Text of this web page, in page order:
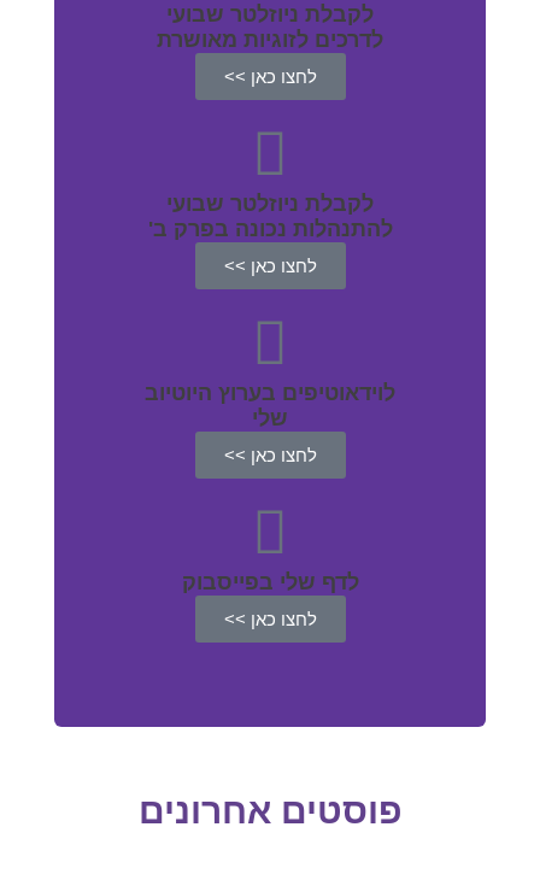
לקבלת ניוזלטר שבועי
לדרכים לזוגיות מאושרת
לחצו כאן >>
לקבלת ניוזלטר שבועי
להתנהלות נכונה בפרק ב'
לחצו כאן >>
לוידאוטיפים בערוץ היוטיוב
שלי
לחצו כאן >>
לדף שלי בפייסבוק
לחצו כאן >>
פוסטים אחרונים